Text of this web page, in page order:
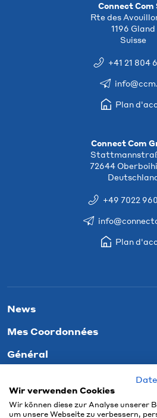
Connect Com
Rte des
1196 Gland
Suisse
+41 21 804
Plan
Connect Com
72644
+49 7022
Plan
News
Mes Coordonnées
Général
Wir verwenden Cookies
Wir können diese zur Analyse unserer
um unsere Webseite zu verbessern,